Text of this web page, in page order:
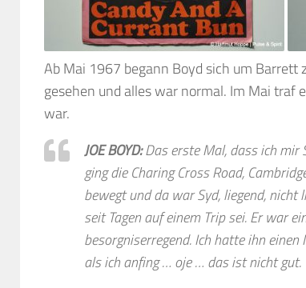
Ab Mai 1967 begann Boyd sich um
gesehen und alles war normal. Im Mai traf
war.
JOE BOYD:Das erste Mal, dass ich mir
ging die Charing Cross Road,
bewegt und da war Syd, liegend, nicht
seit Tagen auf einem Trip sei. Er war
besorgniserregend. Ich hatte ihn
als ich anfing … oje … das ist nicht gut.